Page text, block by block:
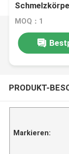
MOQ：1
PRODUKT-
Markieren: